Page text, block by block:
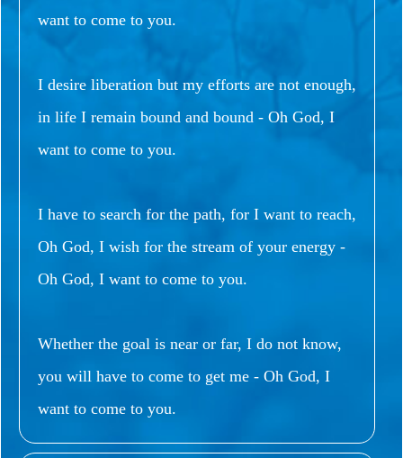
want to come to you.
I desire liberation but my efforts are not enough,
in life I remain bound and bound - Oh God, I
want to come to you.
I have to search for the path, for I want to reach,
Oh God, I wish for the stream of your energy -
Oh God, I want to come to you.
Whether the goal is near or far, I do not know,
you will have to come to get me - Oh God, I
want to come to you.